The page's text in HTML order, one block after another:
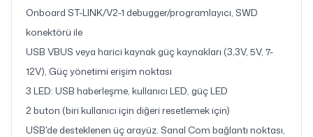
Onboard ST-LINK/V2-1 debugger/programlayıcı, SWD
konektörü ile
USB VBUS veya harici kaynak güç kaynakları (3,3V, 5V, 7-
12V), Güç yönetimi erişim noktası
3 LED: USB haberleşme, kullanıcı LED, güç LED
2 buton (biri kullanıcı için diğeri resetlemek için)
USB'de desteklenen üç arayüz. Sanal Com bağlantı noktası,